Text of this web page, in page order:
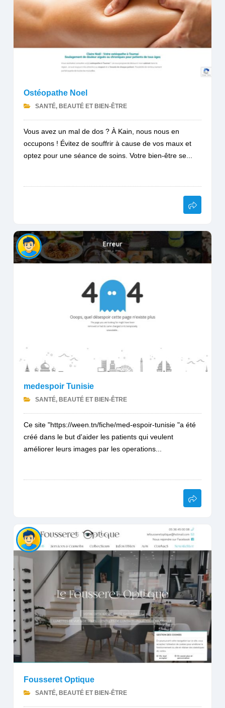
Ostéopathe Noel
SANTÉ, BEAUTÉ ET BIEN-ÊTRE
Vous avez un mal de dos ? À Kain, nous nous en
occupons ! Évitez de souffrir à cause de vos maux et
optez pour une séance de soins. Votre bien-être se...
medespoir Tunisie
SANTÉ, BEAUTÉ ET BIEN-ÊTRE
Ce site "https://ween.tn/fiche/med-espoir-tunisie "a été
créé dans le but d'aider les patients qui veulent
améliorer leurs images par les operations...
Fousseret Optique
SANTÉ, BEAUTÉ ET BIEN-ÊTRE